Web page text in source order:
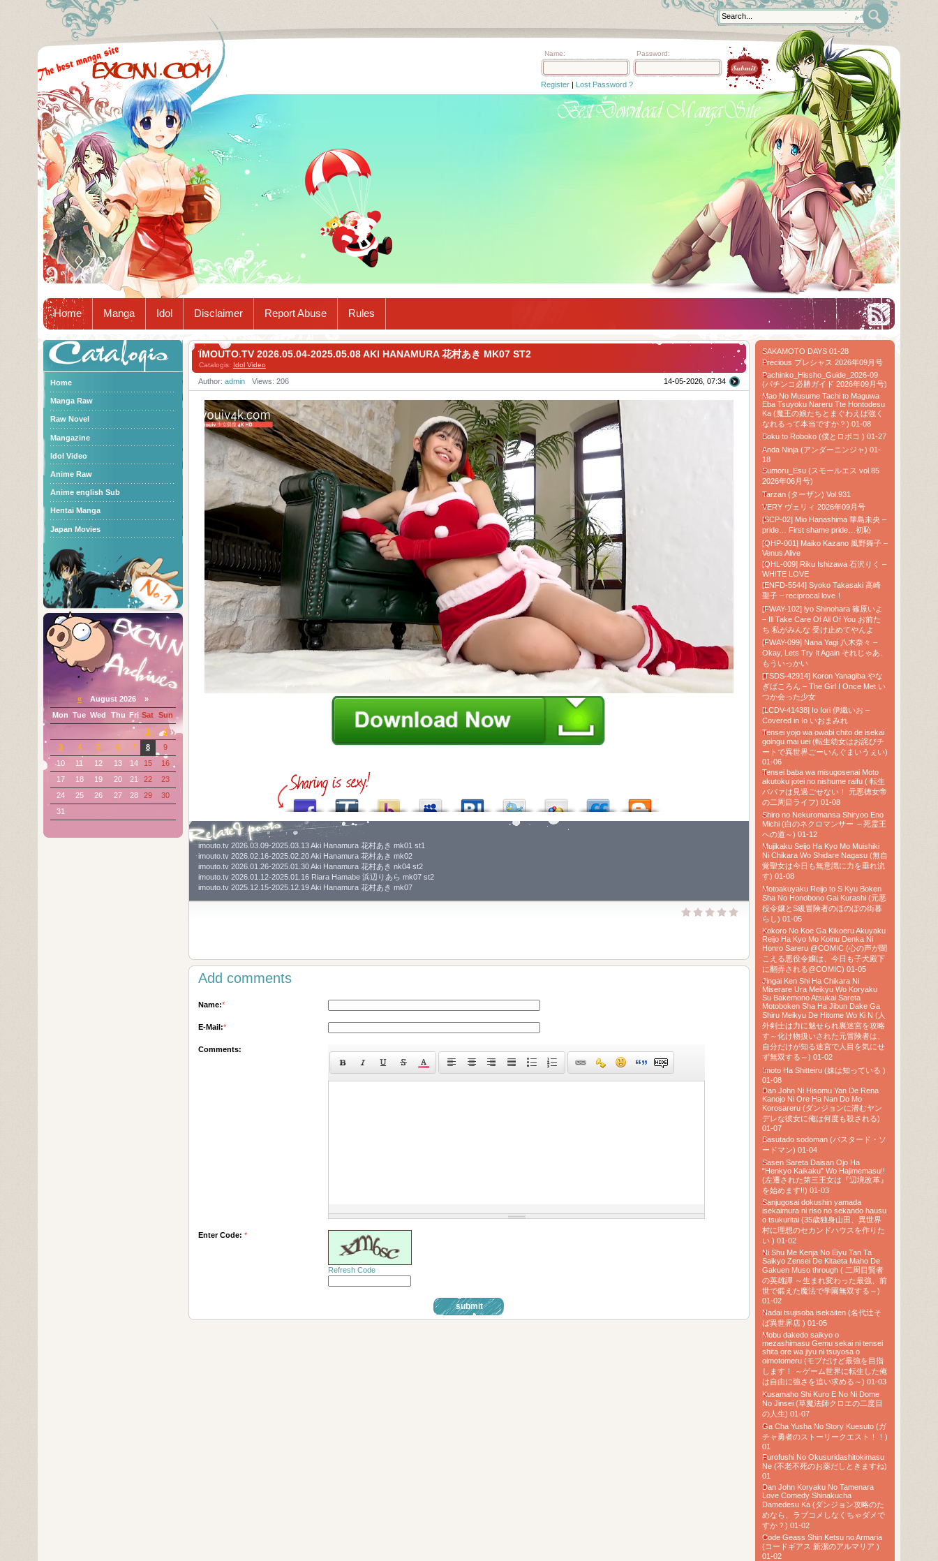
Excnn.com - Manga raw download...
Name: Password:
Register | Lost Password ?
Home Manga Idol Disclaimer Report Abuse Rules
IMOUTO.TV 2026.05.04-2025.05.08 AKI HANAMURA 花村あき MK07 ST2
Catalogis: Idol Video
14-05-2026, 07:34
Author: admin Views: 206
imouto.tv 2026.03.09-2025.03.13 Aki Hanamura 花村あき mk01 st1
imouto.tv 2026.02.16-2025.02.20 Aki Hanamura 花村あき mk02
imouto.tv 2026.01.26-2025.01.30 Aki Hanamura 花村あき nk04 st2
imouto.tv 2026.01.12-2025.01.16 Riara Hamabe 浜辺りあら mk07 st2
imouto.tv 2025.12.15-2025.12.19 Aki Hanamura 花村あき mk07
Add comments
Name:*
E-Mail:*
Comments:
Enter Code: *
Refresh Code
SAKAMOTO DAYS 01-28
Precious プレシャス 2026年09月号
Pachinko_Hissho_Guide_2026-09
(パチンコ必勝ガイド 2026年09月号)
Mao No Musume Tachi to Maguwa
Eba Tsuyoku Nareru Tte Hontodesu
Ka (魔王の娘たちとまぐわえば強く
なれるって本当ですか？) 01-08
Boku to Roboko (僕とロボコ ) 01-27
Anda Ninja (アンダーニンジャ) 01-
18
Sumoru_Esu (スモールエス vol.85
2026年06月号)
Tarzan (ターザン) Vol.931
VERY ヴェリィ 2026年09月号
[SCP-02] Mio Hanashima 華島未央 –
pride… First shame pride…初恥
[QHP-001] Maiko Kazano 風野舞子 –
Venus Alive
[QHL-009] Riku Ishizawa 石沢りく –
WHITE LOVE
[ENFD-5544] Syoko Takasaki 高崎
聖子 – reciprocal love！
[FWAY-102] lyo Shinohara 篠原いよ
– Ill Take Care Of All Of You お前た
ち 私がみんな 受け止めてやんよ
[FWAY-099] Nana Yagi 八木奈々 –
Okay, Lets Try It Again それじゃあ、
もういっかい
[TSDS-42914] Koron Yanagiba やな
ぎばころん – The Girl I Once Met い
つか会った少女
[LCDV-41438] Io Iori 伊織いお –
Covered in Io いおまみれ
Tensei yojo wa owabi chito de isekai
goingu mai uei (転生幼女はお詫びチ
ートで異世界ごーいんぐまいうぇい)
01-06
Tensei baba wa misugosenai Moto
akutoku jotei no nishume raifu ( 転生
ババァは見過ごせない！ 元悪徳女帝
の二周目ライフ) 01-08
Shiro no Nekuromansa Shiryoo Eno
Michi (白のネクロマンサー ～死霊王
への道～) 01-12
Mujikaku Seijo Ha Kyo Mo Muishiki
Ni Chikara Wo Shidare Nagasu (無自
覚聖女は今日も無意識に力を垂れ流
す) 01-08
Motoakuyaku Reijo to S Kyu Boken
Sha No Honobono Gai Kurashi (元悪
役令嬢とS級冒険者のほのぼの街暮
らし) 01-05
Kokoro No Koe Ga Kikoeru Akuyaku
Reijo Ha Kyo Mo Koinu Denka Ni
Honro Sareru @COMIC (心の声が聞
こえる悪役令嬢は、今日も子犬殿下
に翻弄される@COMIC) 01-05
Jingai Ken Shi Ha Chikara Ni
Miserare Ura Meikyu Wo Koryaku
Su Bakemono Atsukai Sareta
Motoboken Sha Ha Jibun Dake Ga
Shiru Meikyu De Hitome Wo Ki N (人
外剣士は力に魅せられ裏迷宮を攻略
す～化け物扱いされた元冒険者は、
自分だけが知る迷宮で人目を気にせ
ず無双する～) 01-02
Imoto Ha Shitteiru (妹は知っている )
01-08
Dan John Ni Hisomu Yan De Rena
Kanojo Ni Ore Ha Nan Do Mo
Korosareru (ダンジョンに潜むヤン
デレな彼女に俺は何度も殺される)
01-07
Basutado sodoman (バスタード・ソ
ードマン) 01-04
Sasen Sareta Daisan Ojo Ha
“Henkyo Kaikaku” Wo Hajimemasu!!
(左遷された第三王女は『辺境改革』
を始めます!!) 01-03
Sanjugosai dokushin yamada
isekaimura ni riso no sekando hausu
o tsukuritai (35歳独身山田、異世界
村に理想のセカンドハウスを作りた
い ) 01-02
Ni Shu Me Kenja No Eiyu Tan Ta
Saikyo Zensei De Kitaeta Maho De
Gakuen Muso through ( 二周目賢者
の英雄譚 ～生まれ変わった最強、前
世で鍛えた魔法で学園無双する～)
01-02
Nadai tsujisoba isekaiten (名代辻そ
ば異世界店 ) 01-05
Mobu dakedo saikyo o
mezashimasu Gemu sekai ni tensei
shita ore wa jiyu ni tsuyosa o
oimotomeru (モブだけど最強を目指
します！ ～ゲーム世界に転生した俺
は自由に強さを追い求める～) 01-03
Kusamaho Shi Kuro E No Ni Dome
No Jinsei (草魔法師クロエの二度目
の人生) 01-07
Ga Cha Yusha No Story Kuesuto (ガ
チャ勇者のストーリークエスト！！)
01
Furofushi No Okusuridashitokimasu
Ne (不老不死のお薬だしときますね)
01
Dan John Koryaku No Tamenara
Love Comedy Shinakucha
Damedesu Ka (ダンジョン攻略のた
めなら、ラブコメしなくちゃダメで
すか？) 01-02
Code Geass Shin Ketsu no Armaria
(コードギアス 新潔のアルマリア )
01-02
Catalogis
Home
Manga Raw
Raw Novel
Mangazine
Idol Video
Anime Raw
Anime english Sub
Hentai Manga
Japan Movies
«August 2026 »
Mon
Tue Wed Thu Fri Sat Sun
1
2
3
4 5 6 7 8
9
10
11 12 13 14 15
16
17
18 19 20 21 22
23
24
25 26 27 28 29
30
31